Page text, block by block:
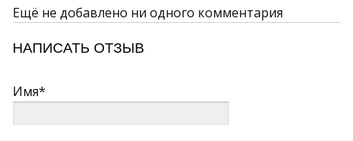
Ещё не добавлено ни одного комментария
НАПИСАТЬ ОТЗЫВ
Имя*